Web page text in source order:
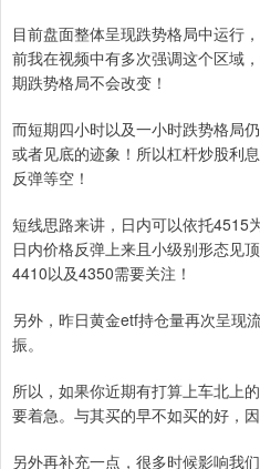
目前盘面整体呈现跌势格局中运行
前我在视频中有多次强调这个区域
期跌势格局不会改变！
而短期四小时以及一小时跌势格局
或者见底的迹象！所以杠杆炒股利
反弹等空！
短线思路来讲，日内可以依托4515
日内价格反弹上来且小级别形态见
4410以及4350需要关注！
另外，昨日黄金etf持仓量再次呈现
振。
所以，如果你近期有打算上车北上
要着急。与其买的早不如买的好，
另外再补充一点，很多时候影响我